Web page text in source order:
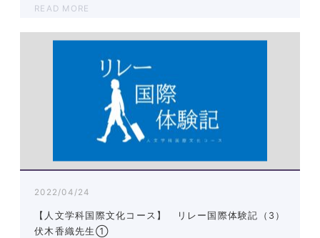
READ MORE
2022/04/24
【人文学科国際文化コース】 リレー国際体験記（3）
伏木香織先生①